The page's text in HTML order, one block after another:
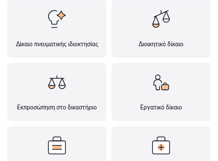
Δίκαιο πνευματικής ιδιοκτησίας Διοικητικό δίκαιο
Εκπροσώπηση στο δικαστήριο Εργατικό δίκαιο